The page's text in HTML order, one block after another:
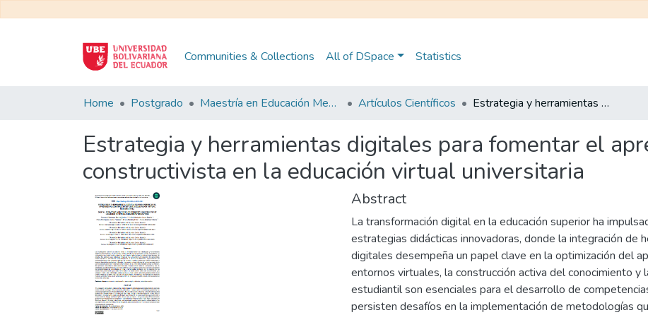
Communities & Collections All of DSpace Statistics
Home Postgrado Maestría en Educación Mención en Pedagogía en Entornos Digitales Artículos Científicos Estrategia y herramientas digitales para fomentar el aprendizaje constructivista en la educación virtual universitaria
Estrategia y herramientas digitales para fomentar el
constructivista en la educación virtual universitaria
Abstract
La transformación digital en la educación superior ha
estrategias didácticas innovadoras, donde la integración de
digitales desempeña un papel clave en la optimización del
entornos virtuales, la construcción activa del conocimiento y
estudiantil son esenciales para el desarrollo de
persisten desafíos en la implementación de metodologías